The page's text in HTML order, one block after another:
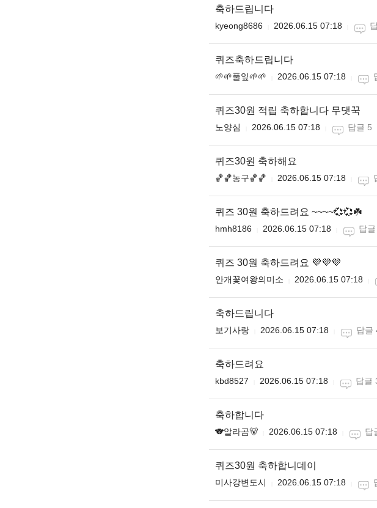
축하드립니다
kyeong8686 2026.06.15 07:18
퀴즈축하드립니다
🌱🌱풀잎🌱🌱 2026.06.15 07:18
퀴즈30원 적립 축하합니다 무댓꾹
노양심 2026.06.15 07:18 답글 5
퀴즈30원 축하해요
🏀🏀농구🏀🏀 2026.06.15 07:18
퀴즈 30원 축하드려요 ~~~~💞💞☘️
hmh8186 2026.06.15 07:18 답
퀴즈 30원 축하드려요 💜💜💜
안개꽃여왕의미소 2026.06.15 07:18
축하드립니다
보기사랑 2026.06.15 07:18 답글
축하드려요
kbd8527 2026.06.15 07:18 답글
축하합니다
🐨알라곰🐻 2026.06.15 07:18 답
퀴즈30원 축하합니데이
미사강변도시 2026.06.15 07:18